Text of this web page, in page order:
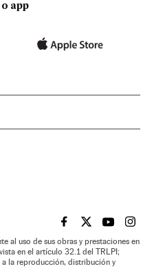
app
EL PAÍS BRASIL EN
EL PAÍSEL PAÍS
EL
al uso de sus obras y prestaciones en
en el artículo 32.1 del TRLPI;
a la reproducción, distribución y